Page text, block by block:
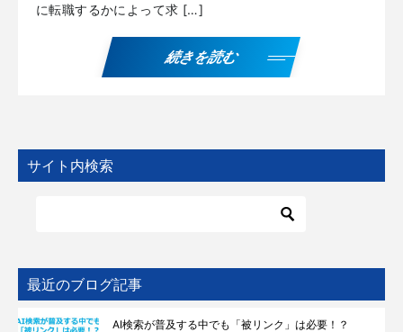
に転職するかによって求 […]
続きを読む
サイト内検索
最近のブログ記事
AI検索が普及する中でも「被リンク」は必要！？